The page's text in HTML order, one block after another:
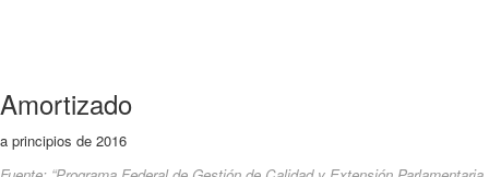
Amortizado
a principios de 2016